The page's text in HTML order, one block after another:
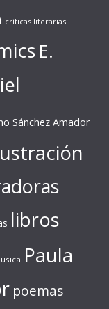
críticas literarias
E.
Sánchez Amador
libros
Paula
poemas